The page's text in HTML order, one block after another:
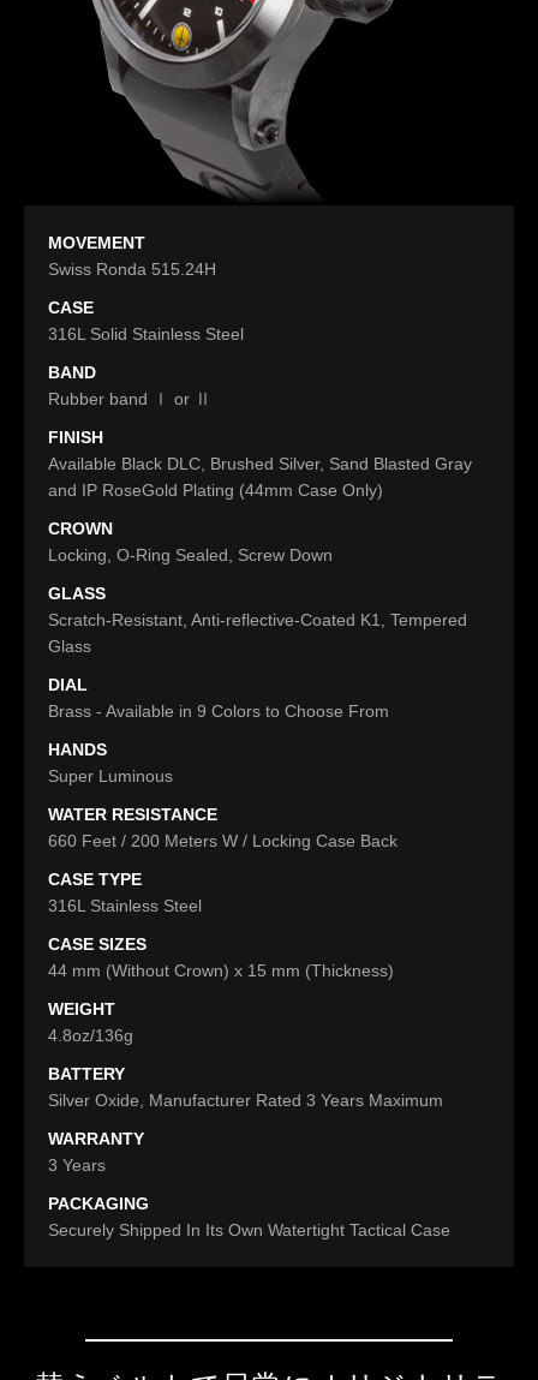
MOVEMENT
Swiss Ronda 515.24H
CASE
316L Solid Stainless Steel
BAND
Rubber band Ⅰ or Ⅱ
FINISH
Available Black DLC, Brushed Silver, Sand Blasted Gray
and IP RoseGold Plating (44mm Case Only)
CROWN
Locking, O-Ring Sealed, Screw Down
GLASS
Scratch-Resistant, Anti-reflective-Coated K1, Tempered
Glass
DIAL
Brass - Available in 9 Colors to Choose From
HANDS
Super Luminous
WATER RESISTANCE
660 Feet / 200 Meters W / Locking Case Back
CASE TYPE
316L Stainless Steel
CASE SIZES
44 mm (Without Crown) x 15 mm (Thickness)
WEIGHT
4.8oz/136g
BATTERY
Silver Oxide, Manufacturer Rated 3 Years Maximum
WARRANTY
3 Years
PACKAGING
Securely Shipped In Its Own Watertight Tactical Case